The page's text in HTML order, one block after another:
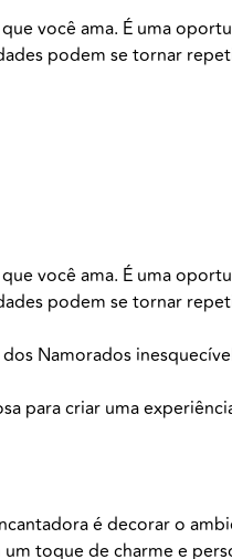
você ama. É uma
podem se tornar
você ama. É uma
podem se tornar
Namorados
para criar uma
é decorar o
toque de charme e